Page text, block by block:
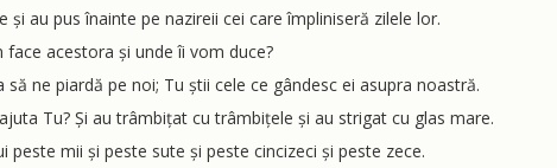
au pus înainte pe nazireii cei care împliniseră zilele lor.
acestora și unde îi vom duce?
ne piardă pe noi; Tu știi cele ce gândesc ei asupra noastră.
Tu? Și au trâmbițat cu trâmbițele și au strigat cu glas mare.
mii și peste sute și peste cincizeci și peste zece.